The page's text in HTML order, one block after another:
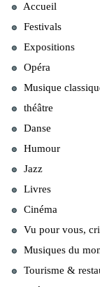
Accueil
Festivals
Expositions
Opéra
Musique
théâtre
Danse
Humour
Jazz
Livres
Cinéma
Vu pour vous,
Musiques du
Tourisme &